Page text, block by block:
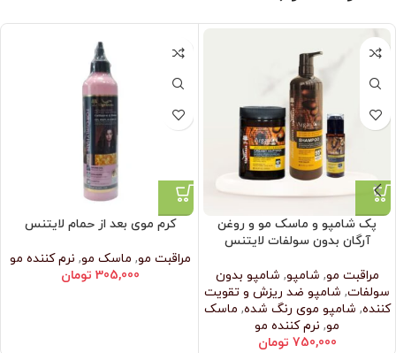
پک شامپو و ماسک مو و روغن
آرگان بدون سولفات لایتنس
مراقبت مو, شامپو, شامپو بدون
سولفات, شامپو ضد ریزش و تقویت
کننده, شامپو موی رنگ شده, ماسک
مو, نرم‌ کننده مو
750,000 تومان
کرم موی بعد از حمام لایتنس
مراقبت مو, ماسک مو, نرم‌ کننده مو
305,000 تومان